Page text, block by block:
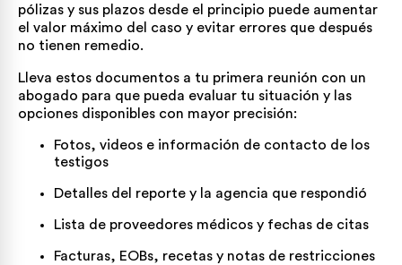
pólizas y sus plazos desde el principio puede aumentar
el valor máximo del caso y evitar errores que después
no tienen remedio.
Lleva estos documentos a tu primera reunión con un
abogado para que pueda evaluar tu situación y las
opciones disponibles con mayor precisión:
Fotos, videos e información de contacto de los
testigos
Detalles del reporte y la agencia que respondió
Lista de proveedores médicos y fechas de citas
Facturas, EOBs, recetas y notas de restricciones